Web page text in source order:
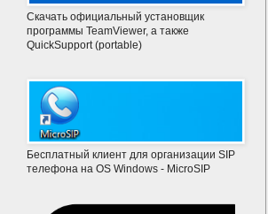
Скачать официальный установщик
программы TeamViewer, а также
QuickSupport (portable)
Бесплатный клиент для организации SIP
телефона на OS Windows - MicroSIP